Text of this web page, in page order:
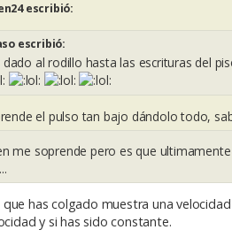
escribió:
escribió:
al rodillo hasta las escrituras del
el pulso tan bajo dándolo todo,
me soprende pero es que ultimamente
has colgado muestra una
y si has sido constante.